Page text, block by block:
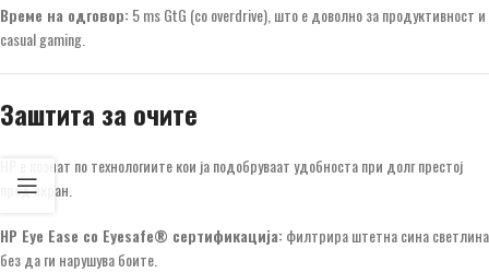
Време на одговор: 5 ms GtG (со overdrive), што е доволно за продуктивност и
casual gaming.
Заштита за очите
HP е познат по технологиите кои ја подобруваат удобноста при долг престој
пред екран.
HP Eye Ease со Eyesafe® сертификација: филтрира штетна сина светлина
без да ги нарушува боите.